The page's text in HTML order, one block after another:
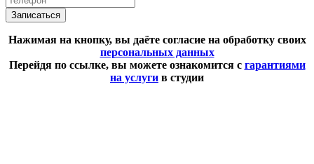
Записаться
Нажимая на кнопку, вы даёте согласие на обработку своих
персональных данных
Перейдя по ссылке, вы можете ознакомится с гарантиями
на услуги в студии